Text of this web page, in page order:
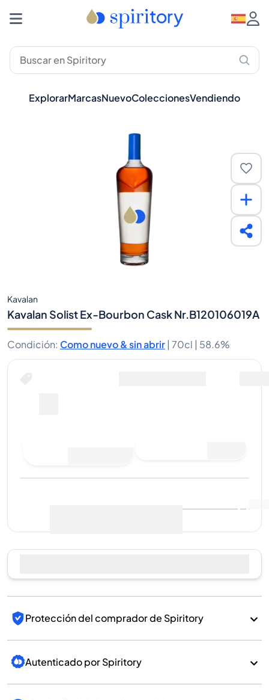
ExplorarMarcasNuevoColeccionesVendiendo
Kavalan
Kavalan Solist Ex-Bourbon Cask Nr.B120106019A
Condición: Como nuevo & sin abrir | 70cl | 58.6%
Protección del comprador de Spiritory
Autenticado por Spiritory